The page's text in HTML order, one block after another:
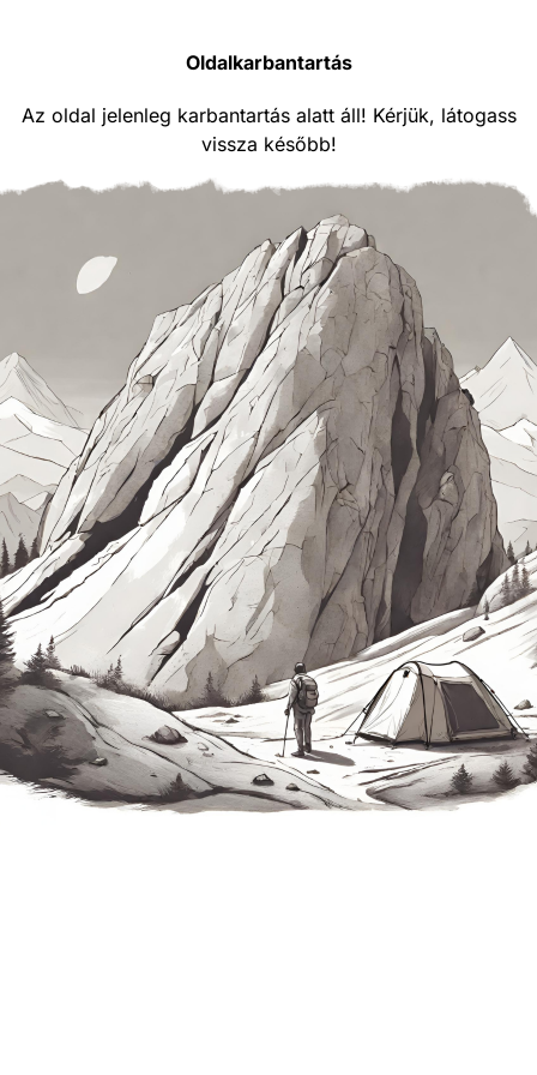
Oldalkarbantartás
Az oldal jelenleg karbantartás alatt áll! Kérjük, látogass
vissza később!